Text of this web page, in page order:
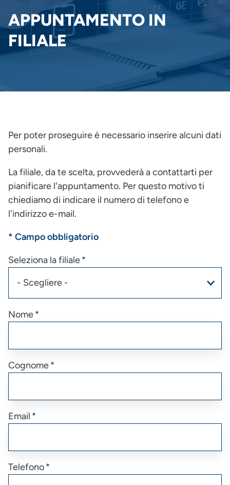
PANE
APPUNTAMENTO IN
FILIALE
Per poter proseguire è necessario inserire alcuni dati
personali.
La filiale, da te scelta, provvederà a contattarti per
pianificare l'appuntamento. Per questo motivo ti
chiediamo di indicare il numero di telefono e
l'indirizzo e-mail.
* Campo obbligatorio
Seleziona la filiale
Nome
Cognome
Email
Telefono